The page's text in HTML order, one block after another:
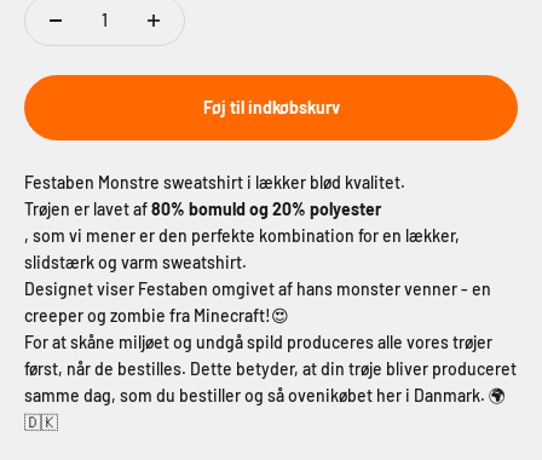
Føj til indkøbskurv
Festaben Monstre sweatshirt i lækker blød kvalitet.
Trøjen er lavet af80% bomuld og 20% polyester
, som vi mener er den perfekte kombination for en lækker,
slidstærk og varm sweatshirt.
Designet viser Festaben omgivet af hans monster venner - en
creeper og zombie fra Minecraft!😍
For at skåne miljøet og undgå spild produceres alle vores trøjer
først, når de bestilles. Dette betyder, at din trøje bliver produceret
samme dag, som du bestiller og så ovenikøbet her i Danmark. 🌍
🇩🇰